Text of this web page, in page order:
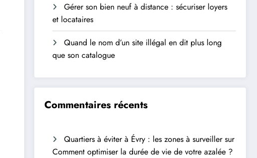
Gérer son bien neuf à distance : sécuriser loyers
et locataires
Quand le nom d’un site illégal en dit plus long
que son catalogue
Commentaires récents
Quartiers à éviter à Évry : les zones à surveillersur
Comment optimiser la durée de vie de votre azalée ?